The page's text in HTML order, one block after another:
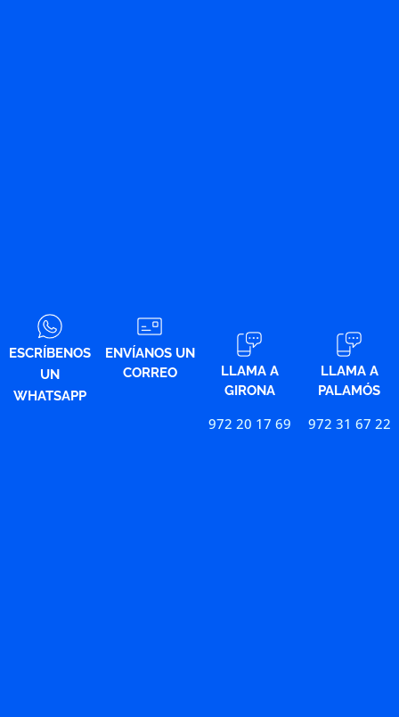
ESCRÍBENOS
UN
WHATSAPP
ENVÍANOS UN
CORREO
LLAMA A
GIRONA
972 20 17 69
LLAMA A
PALAMÓS
972 31 67 22